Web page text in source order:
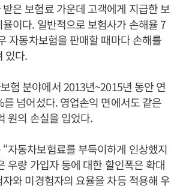
은 보험료 가운데 고객에게 지급한 보
이다. 일반적으로 보험사가 손해율 7
자동차보험을 판매할 때마다 손해를
있다.
험 분야에서 2013년~2015년 동안 연
넘어섰다. 영업손익 면에서도 같은
원의 손실을 입었다.
자동차보험료를 부득이하게 인상했지
우량 가입자 등에 대한 할인폭은 확대
와 미경험자의 요율을 차등 적용해 우